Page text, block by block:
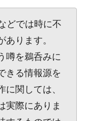
どでは時に不
ります。
噂を鵜呑みに
きる情報源を
関しては、
実際にありま